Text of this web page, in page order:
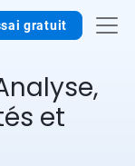
gratuit
et